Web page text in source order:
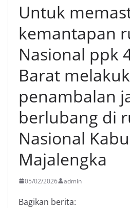
Untuk
kemantapan
Nasional ppk
Barat
penambalan
berlubang di
Nasional
Majalengka
05/02/2026 admin
Bagikan berita: